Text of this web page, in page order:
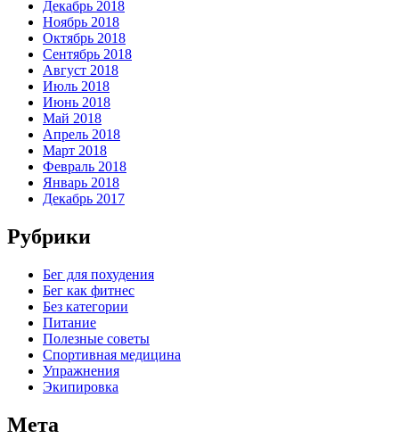
Декабрь 2018
Ноябрь 2018
Октябрь 2018
Сентябрь 2018
Август 2018
Июль 2018
Июнь 2018
Май 2018
Апрель 2018
Март 2018
Февраль 2018
Январь 2018
Декабрь 2017
Рубрики
Бег для похудения
Бег как фитнес
Без категории
Питание
Полезные советы
Спортивная медицина
Упражнения
Экипировка
Мета